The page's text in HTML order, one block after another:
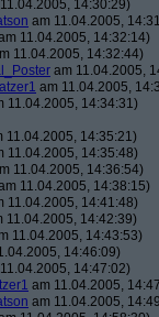
14:30:29)
am 11.04.2005,
11.04.2005, 14:32:14)
11.04.2005, 14:32:44)
am 11.04.2005,
am 11.04.2005,
11.04.2005, 14:34:31)
11.04.2005, 14:35:21)
11.04.2005, 14:35:48)
11.04.2005, 14:36:54)
11.04.2005, 14:38:15)
11.04.2005, 14:41:48)
11.04.2005, 14:42:39)
11.04.2005, 14:43:53)
14:46:09)
14:47:02)
am 11.04.2005,
am 11.04.2005,